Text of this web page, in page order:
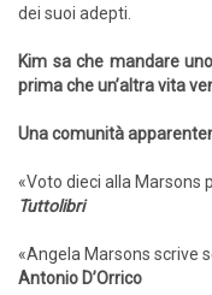
dei suoi adepti.
Kim sa che mandare
prima che un’altra vita
Una comunità
«Voto dieci alla
Tuttolibri
«Angela Marsons scrive
Antonio D’Orrico